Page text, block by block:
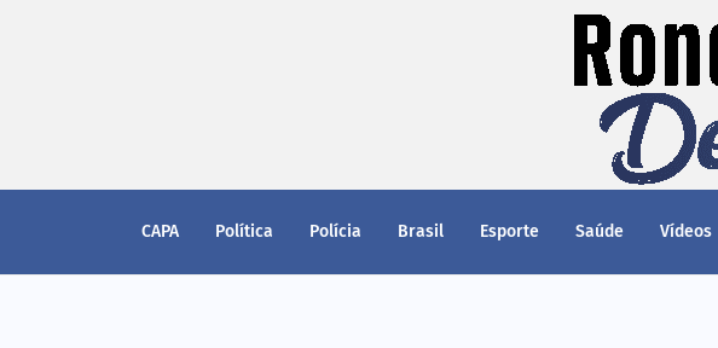
CAPA Política Polícia Brasil Esporte Saúde Vídeos